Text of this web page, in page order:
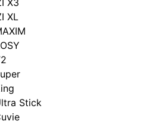
XL
Stick